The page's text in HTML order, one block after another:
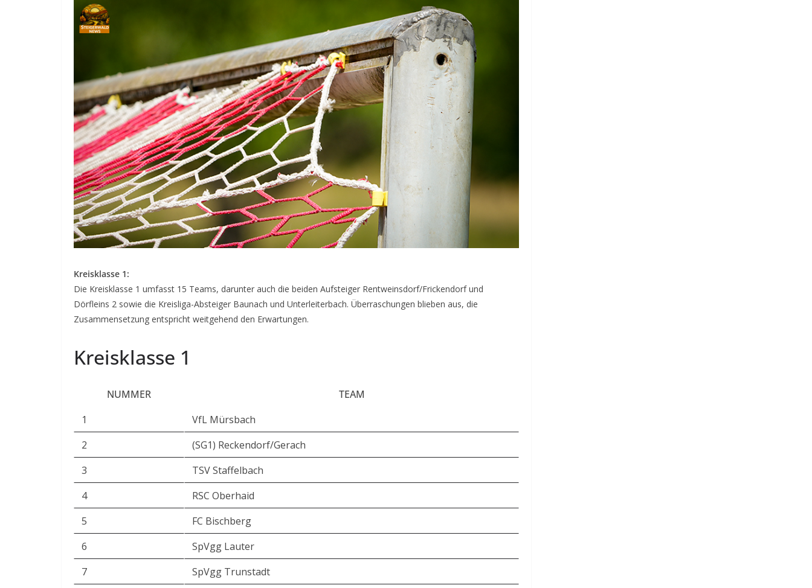
Kreisklasse 1:
Die Kreisklasse 1 umfasst 15 Teams, darunter auch die beiden Aufsteiger Rentweinsdorf/Frickendorf und
Dörfleins 2 sowie die Kreisliga-Absteiger Baunach und Unterleiterbach. Überraschungen blieben aus, die
Zusammensetzung entspricht weitgehend den Erwartungen.
Kreisklasse 1
NUMMER
TEAM
1
VfL Mürsbach
2
(SG1) Reckendorf/Gerach
3
TSV Staffelbach
4
RSC Oberhaid
5
FC Bischberg
6
SpVgg Lauter
7
SpVgg Trunstadt